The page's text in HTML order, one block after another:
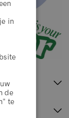
in
de
te